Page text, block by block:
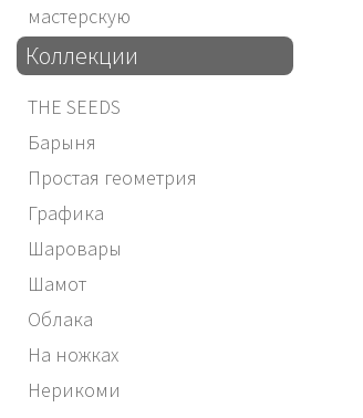
мастерскую
Коллекции
THE SEEDS
Барыня
Простая геометрия
Графика
Шаровары
Шамот
Облака
На ножках
Нерикоми